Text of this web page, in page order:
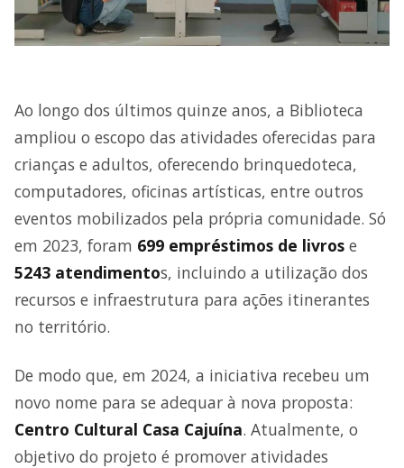
Ao longo dos últimos quinze anos, a Biblioteca
ampliou o escopo das atividades oferecidas para
crianças e adultos, oferecendo brinquedoteca,
computadores, oficinas artísticas, entre outros
eventos mobilizados pela própria comunidade. Só
em 2023, foram 699 empréstimos de livros e
5243 atendimentos, incluindo a utilização dos
recursos e infraestrutura para ações itinerantes
no território.
De modo que, em 2024, a iniciativa recebeu um
novo nome para se adequar à nova proposta:
Centro Cultural Casa Cajuína. Atualmente, o
objetivo do projeto é promover atividades